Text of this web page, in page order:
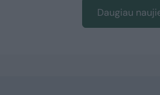
Daugiau